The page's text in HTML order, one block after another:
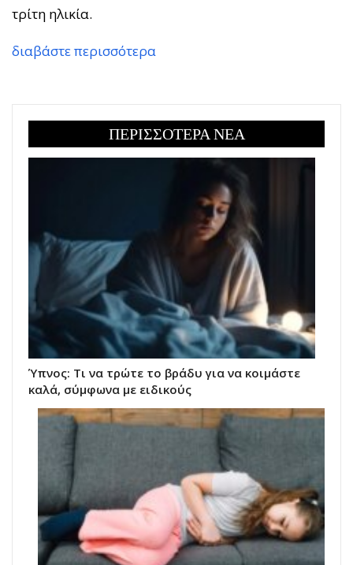
τρίτη ηλικία.
διαβάστε περισσότερα
ΠΕΡΙΣΣΟΤΕΡΑ ΝΕΑ
Ύπνος: Τι να τρώτε το βράδυ για να κοιμάστε
καλά, σύμφωνα με ειδικούς